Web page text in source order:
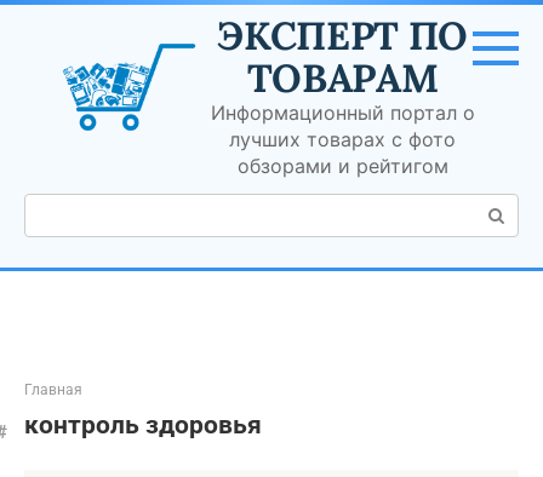
Перейти
контенту
ЭКСПЕРТ ПО
ТОВАРАМ
Информационный портал о
лучших товарах с фото
обзорами и рейтигом
Поиск:
Главная
контроль здоровья